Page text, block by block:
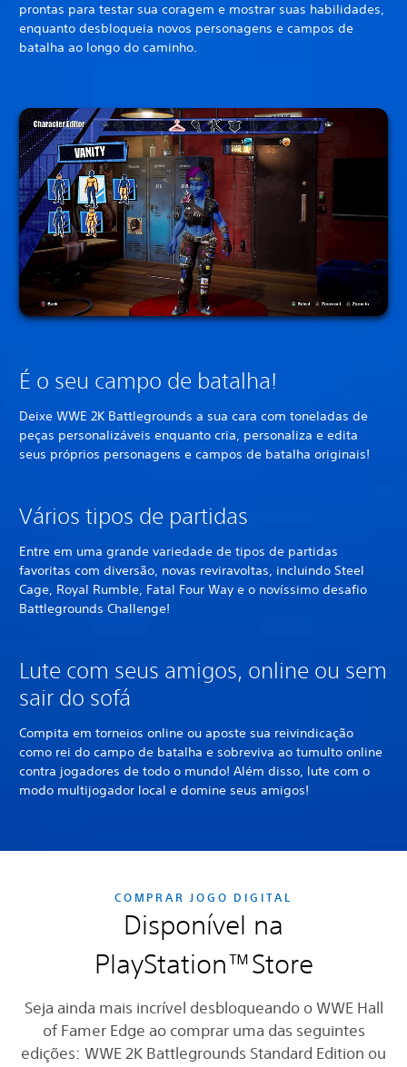
prontas para testar sua coragem e mostrar suas habilidades,
enquanto desbloqueia novos personagens e campos de
batalha ao longo do caminho.
É o seu campo de batalha!
Deixe WWE 2K Battlegrounds a sua cara com toneladas de
peças personalizáveis enquanto cria, personaliza e edita
seus próprios personagens e campos de batalha originais!
Vários tipos de partidas
Entre em uma grande variedade de tipos de partidas
favoritas com diversão, novas reviravoltas, incluindo Steel
Cage, Royal Rumble, Fatal Four Way e o novíssimo desafio
Battlegrounds Challenge!
Lute com seus amigos, online ou sem
sair do sofá
Compita em torneios online ou aposte sua reivindicação
como rei do campo de batalha e sobreviva ao tumulto online
contra jogadores de todo o mundo! Além disso, lute com o
modo multijogador local e domine seus amigos!
COMPRAR JOGO DIGITAL
Disponível na
PlayStation™Store
Seja ainda mais incrível desbloqueando o WWE Hall
of Famer Edge ao comprar uma das seguintes
edições: WWE 2K Battlegrounds Standard Edition ou